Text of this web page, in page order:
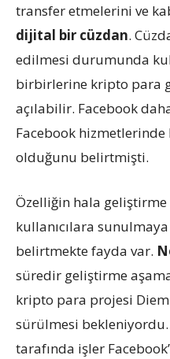
transfer etmelerini ve
dijital bir cüzdan.
edilmesi durumunda
birbirlerine kripto para
açılabilir. Facebook
Facebook
olduğunu belirtmişti.
Özelliğin hala
kullanıcılara sunulmaya
belirtmekte fayda var.
süredir geliştirme
kripto para projesi
sürülmesi
tarafında işler